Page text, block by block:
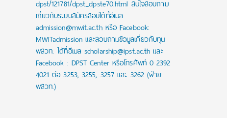
dpst/121781/dpst_dpste70.html สนใจสอบถาม
เกี่ยวกับระบบสมัครสอบได้ที่อีเมล
admission@mwit.ac.th หรือ Facebook:
MWITadmission และสอบถามข้อมูลเกี่ยวกับทุน
พสวท. ได้ที่อีเมล scholarship@ipst.ac.th และ
Facebook : DPST Center หรือโทรศัพท์ 0 2392
4021 ต่อ 3253, 3255, 3257 และ 3262 (ฝ่าย
พสวท.)